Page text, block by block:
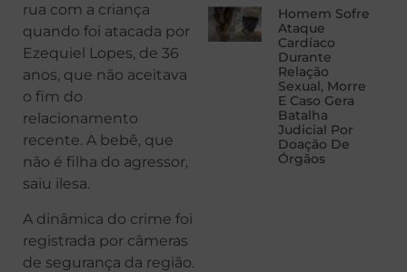
rua com a criança
quando foi atacada por
Ezequiel Lopes, de 36
anos, que não aceitava
o fim do
relacionamento
recente. A bebê, que
não é filha do agressor,
saiu ilesa.
A dinâmica do crime foi
registrada por câmeras
de segurança da região.
Homem Sofre
Ataque
Cardíaco
Durante
Relação
Sexual, Morre
E Caso Gera
Batalha
Judicial Por
Doação De
Órgãos